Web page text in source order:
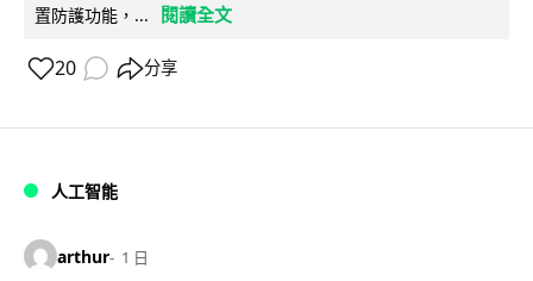
置防護功能，...
閱讀全文
20 分享
人工智能
arthur 1 日